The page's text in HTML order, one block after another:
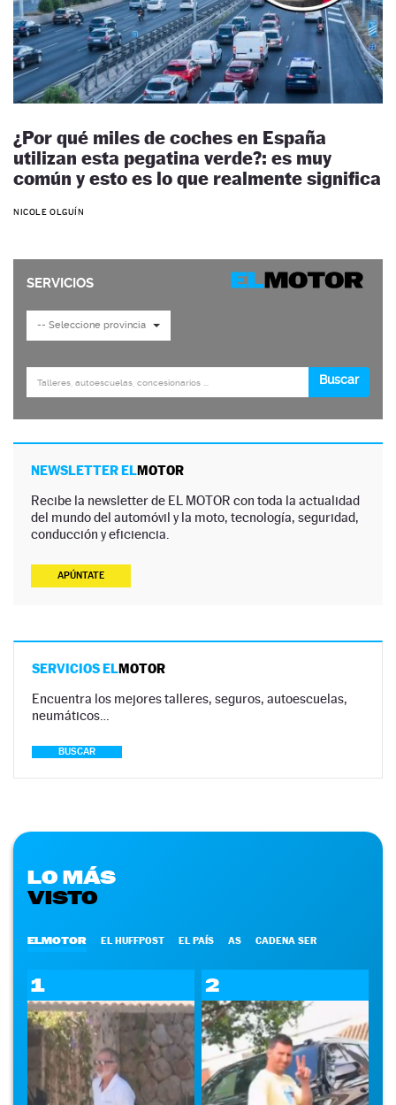
¿Por qué miles de coches en España
utilizan esta pegatina verde?: es muy
común y esto es lo que realmente significa
NICOLE OLGUÍN
NEWSLETTER ELMOTOR
Recibe la newsletter de EL MOTOR con toda la actualidad
del mundo del automóvil y la moto, tecnología, seguridad,
conducción y eficiencia.
APÚNTATE
SERVICIOS ELMOTOR
Encuentra los mejores talleres, seguros, autoescuelas,
neumáticos…
BUSCAR
LO MÁS
VISTO
ELMOTOR EL HUFFPOST EL PAÍS AS CADENA SER
1 2